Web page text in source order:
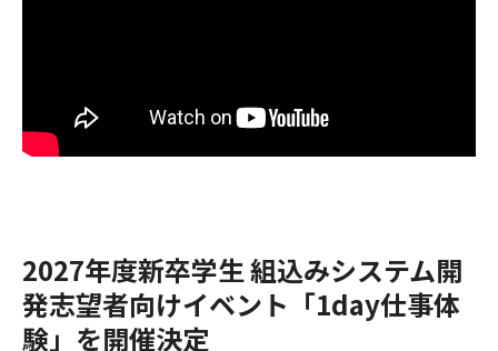
2027年度新卒学生 組込みシステム開
発志望者向けイベント「1day仕事体
験」を開催決定